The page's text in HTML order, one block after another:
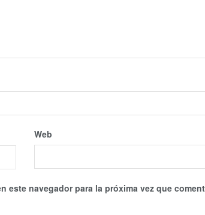
Web
este navegador para la próxima vez que